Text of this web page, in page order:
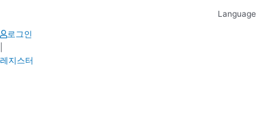
content
Language
로그인
레지스터